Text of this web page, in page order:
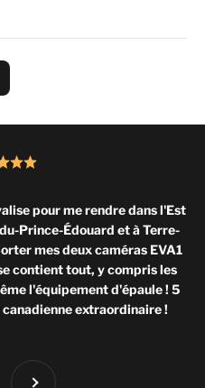
pour me rendre dans l'Est
Prince-Édouard et à Terre-
mes deux caméras EVA1
contient tout, y compris les
l'équipement d'épaule ! 5
extraordinaire !
Suivant